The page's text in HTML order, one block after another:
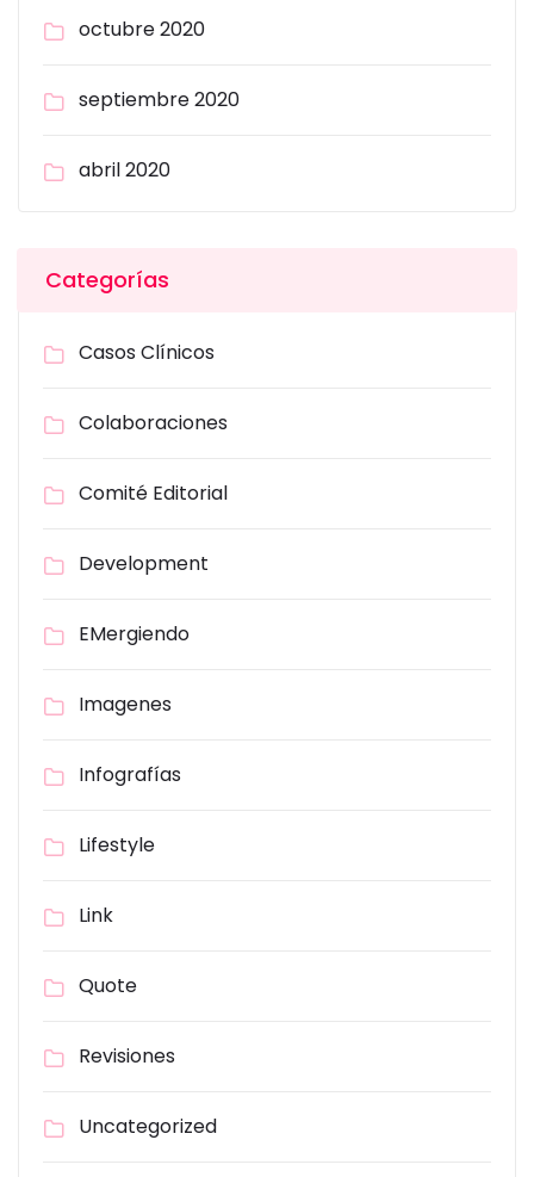
octubre 2020
septiembre 2020
abril 2020
Categorías
Casos Clínicos
Colaboraciones
Comité Editorial
Development
EMergiendo
Imagenes
Infografías
Lifestyle
Link
Quote
Revisiones
Uncategorized